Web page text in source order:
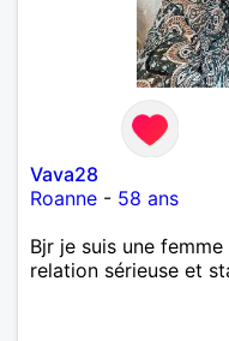
Vava28
Roanne - 58 ans
Bjr je suis une
relation sérieuse et